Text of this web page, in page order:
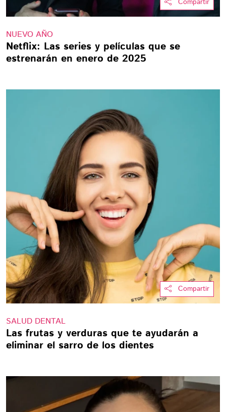
Compartir
NUEVO AÑO
Netflix: Las series y películas que se
estrenarán en enero de 2025
Compartir
SALUD DENTAL
Las frutas y verduras que te ayudarán a
eliminar el sarro de los dientes